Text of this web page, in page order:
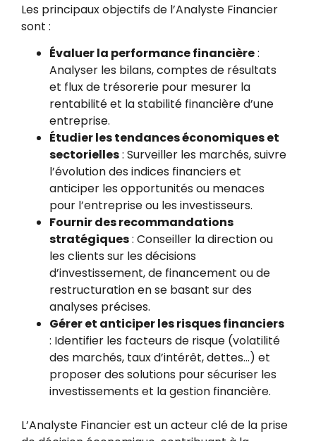
Les principaux objectifs de l’Analyste Financier
sont :
Évaluer la performance financière:
Analyser les bilans, comptes de résultats
et flux de trésorerie pour mesurer la
rentabilité et la stabilité financière d’une
entreprise.
Étudier les tendances économiques et
sectorielles: Surveiller les marchés, suivre
l’évolution des indices financiers et
anticiper les opportunités ou menaces
pour l’entreprise ou les investisseurs.
Fournir des recommandations
stratégiques: Conseiller la direction ou
les clients sur les décisions
d’investissement, de financement ou de
restructuration en se basant sur des
analyses précises.
Gérer et anticiper les risques financiers
: Identifier les facteurs de risque (volatilité
des marchés, taux d’intérêt, dettes…) et
proposer des solutions pour sécuriser les
investissements et la gestion financière.
L’Analyste Financier est un acteur clé de la prise